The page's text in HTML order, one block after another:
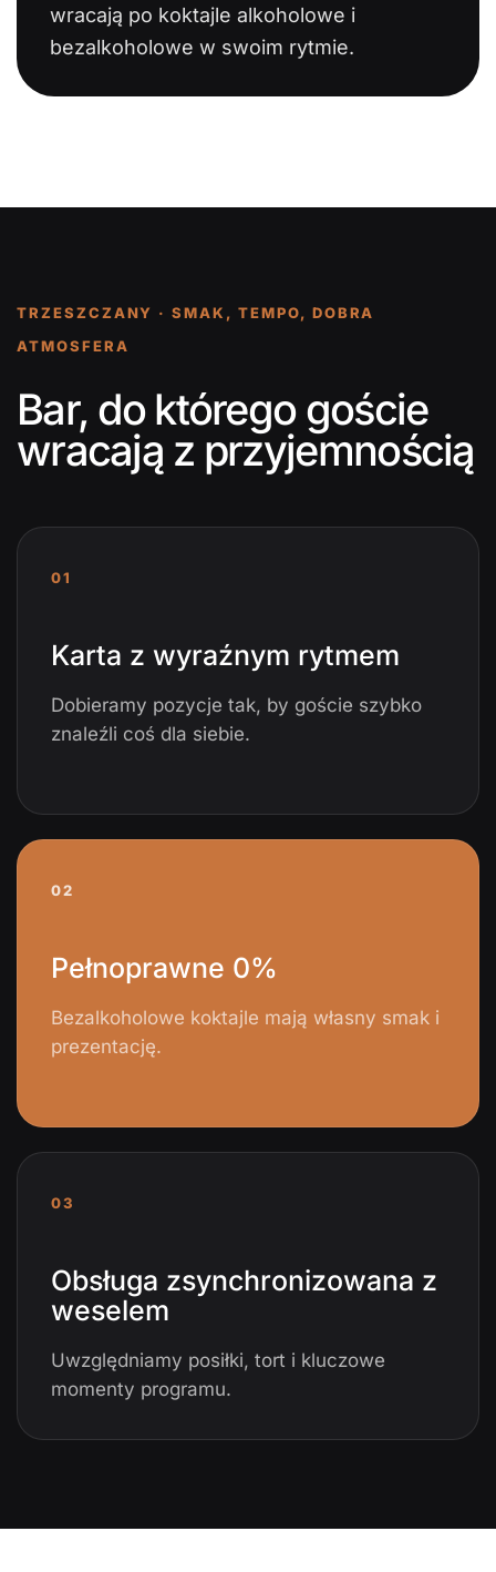
wracają po koktajle alkoholowe i
bezalkoholowe w swoim rytmie.
TRZESZCZANY · SMAK, TEMPO, DOBRA
ATMOSFERA
Bar, do którego goście
wracają z przyjemnością
01
Karta z wyraźnym rytmem
Dobieramy pozycje tak, by goście szybko
znaleźli coś dla siebie.
02
Pełnoprawne 0%
Bezalkoholowe koktajle mają własny smak i
prezentację.
03
Obsługa zsynchronizowana z
weselem
Uwzględniamy posiłki, tort i kluczowe
momenty programu.